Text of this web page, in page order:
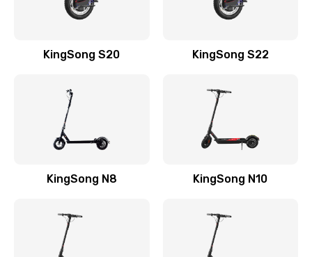
KingSong S20 KingSong S22
KingSong N8 KingSong N10